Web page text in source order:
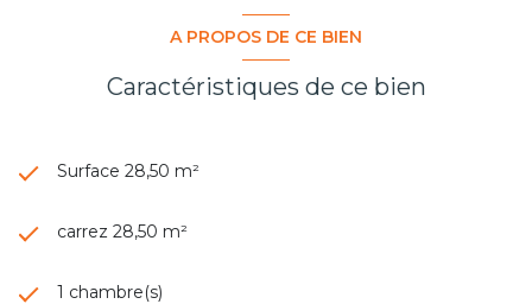
A PROPOS DE CE BIEN
Caractéristiques de ce bien
Surface 28,50 m²
carrez 28,50 m²
1 chambre(s)